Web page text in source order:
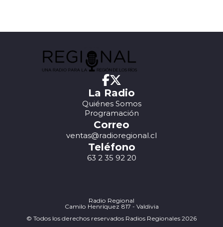
La Radio
Quiénes Somos
Programación
Correo
ventas@radioregional.cl
Teléfono
63 2 35 92 20
Radio Regional
Camilo Henríquez 817 - Valdivia
© Todos los derechos reservados Radios Regionales 2026